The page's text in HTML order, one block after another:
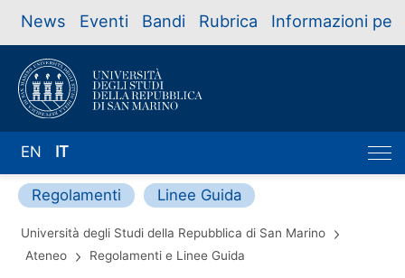
News Eventi Bandi Rubrica Informazioni per
EN IT
Regolamenti Linee Guida
Università degli Studi della Repubblica di San Marino
Ateneo
Regolamenti e Linee Guida